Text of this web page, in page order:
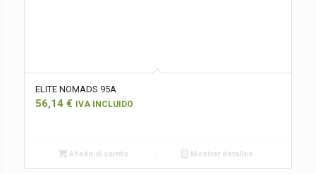
ELITE NOMADS 95A
56,14 € IVA INCLUIDO
Añadir al carrito Mostrar detalles